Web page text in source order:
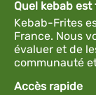
Quel kebab
Kebab-Frites
France. Nous
évaluer et de
communauté
Accès rapide